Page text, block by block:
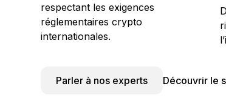
respectant les exigences
réglementaires crypto
internationales.
Parler à nos experts Découvrir le